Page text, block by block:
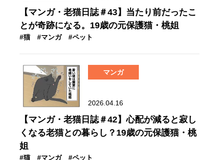
【マンガ・老猫日誌＃43】当たり前だったこ
とが奇跡になる。19歳の元保護猫・桃姐
#猫 #マンガ #ペット
マンガ
2026.04.16
【マンガ・老猫日誌＃42】心配が減ると寂し
くなる老猫との暮らし？19歳の元保護猫・桃
姐
#猫 #マンガ #ペット